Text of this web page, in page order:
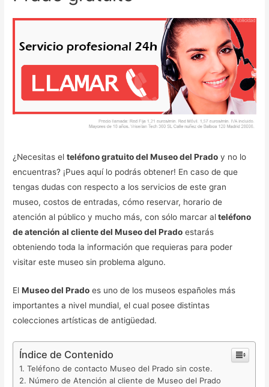
¿Necesitas elteléfono gratuito del Museo del Prado y no lo
encuentras? ¡Pues aquí lo podrás obtener! En caso de que
tengas dudas con respecto a los servicios de este gran
museo, costos de entradas, cómo reservar, horario de
atención al público y mucho más, con sólo marcar alteléfono
de atención al cliente del Museo del Prado estarás
obteniendo toda la información que requieras para poder
visitar este museo sin problema alguno.
ElMuseo del Prado es uno de los museos españoles más
importantes a nivel mundial, el cual posee distintas
colecciones artísticas de antigüedad.
Índice de Contenido
Teléfono de contacto Museo del Prado sin coste.
Número de Atención al cliente de Museo del Prado